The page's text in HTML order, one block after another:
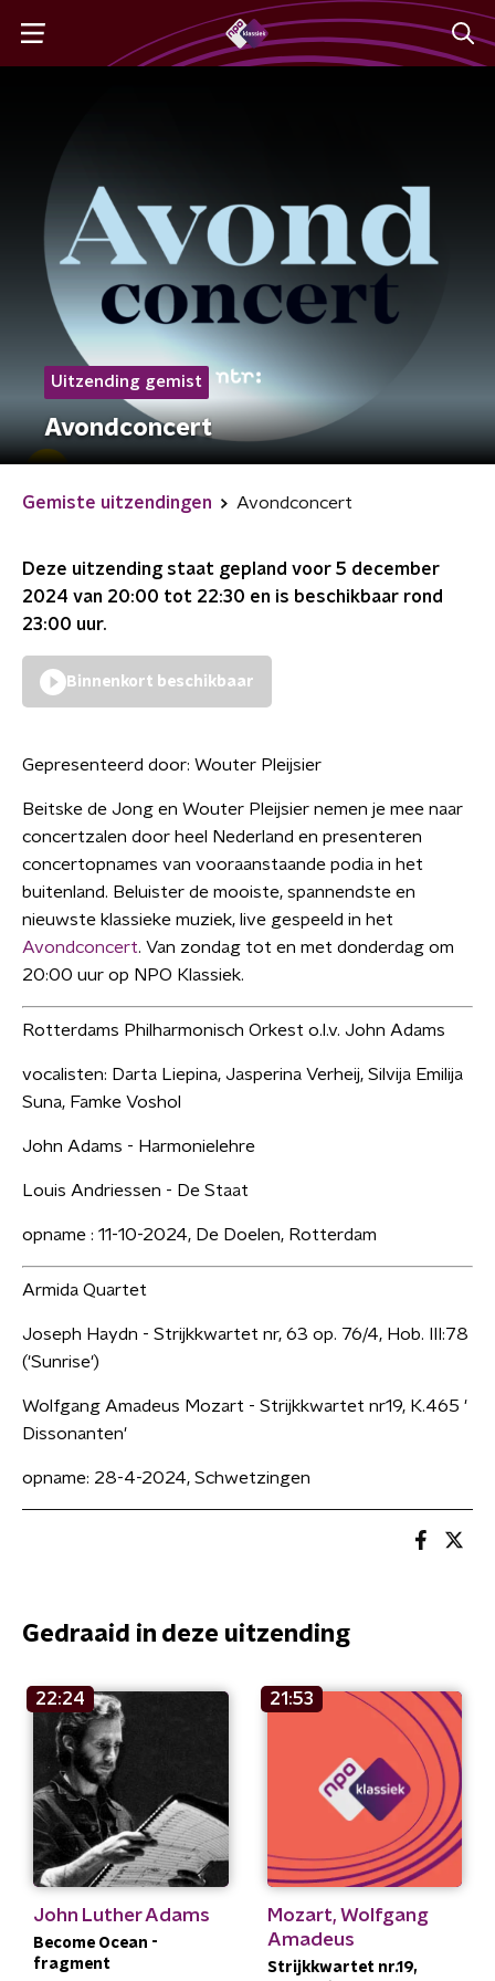
Uitzending gemist
Avondconcert
Gemiste uitzendingen Avondconcert
Deze uitzending staat gepland voor 5 december
2024 van 20:00 tot 22:30 en is beschikbaar rond
23:00 uur.
Binnenkort beschikbaar
Gepresenteerd door: Wouter Pleijsier
Beitske de Jong en Wouter Pleijsier nemen je mee naar
concertzalen door heel Nederland en presenteren
concertopnames van vooraanstaande podia in het
buitenland. Beluister de mooiste, spannendste en
nieuwste klassieke muziek, live gespeeld in het
Avondconcert. Van zondag tot en met donderdag om
20:00 uur op NPO Klassiek.
Rotterdams Philharmonisch Orkest o.l.v. John Adams
vocalisten: Darta Liepina, Jasperina Verheij, Silvija Emilija
Suna, Famke Voshol
John Adams - Harmonielehre
Louis Andriessen - De Staat
opname : 11-10-2024, De Doelen, Rotterdam
Armida Quartet
Joseph Haydn - Strijkkwartet nr, 63 op. 76/4, Hob. III:78
('Sunrise')
Wolfgang Amadeus Mozart - Strijkkwartet nr19, K.465 '
Dissonanten'
opname: 28-4-2024, Schwetzingen
Gedraaid in deze uitzending
22:24
John Luther Adams
Become Ocean -
fragment
21:53
Mozart, Wolfgang
Amadeus
Strijkkwartet nr.19,